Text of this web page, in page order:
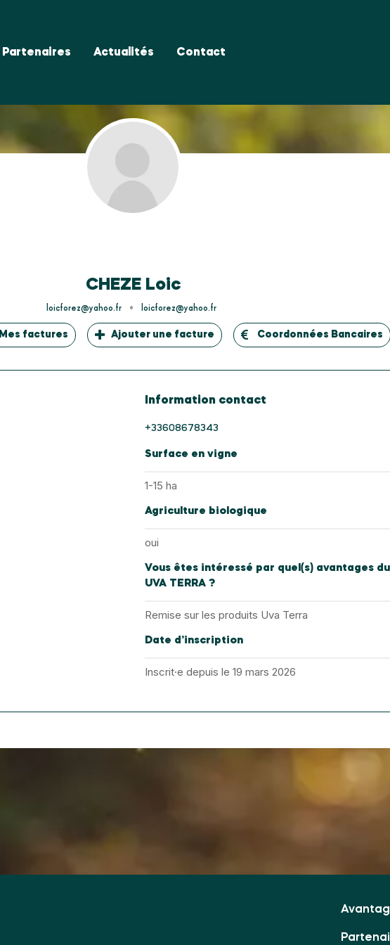
Partenaires Actualités Contact
CHEZE Loic
loicforez@yahoo.fr • loicforez@yahoo.fr
Mes factures Ajouter une facture Coordonnées Bancaires
Information contact
+33608678343
Surface en vigne
1-15 ha
Agriculture biologique
oui
Vous êtes intéressé par quel(s) avantages
UVA TERRA ?
Remise sur les produits Uva Terra
Date d’inscription
Inscrit·e depuis le 19 mars 2026